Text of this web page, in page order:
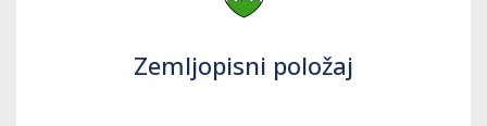
Zemljopisni položaj